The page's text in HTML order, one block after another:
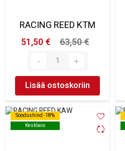
RACING REED KTM
51,50 €
63,50 €
Lisää ostoskoriin
Soodushind -18%
Kesklaos
Soodushind -18%
Kesklaos